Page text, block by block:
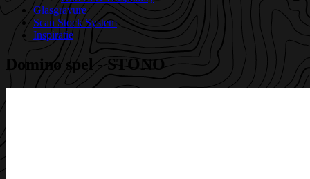
Glasgravure
Scan Stock System
Inspiratie
Domino spel - STONO